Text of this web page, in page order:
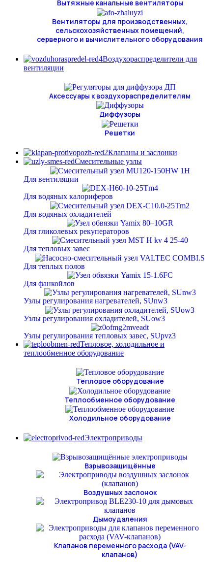
Вытяжные канальные вентиляторы
Вентиляторы для производственных,
сельскохозяйственных помещений,
серверного и вычислительного оборудования
Воздухораспределители для
вентиляции
Аксессуары к воздухораспределителям
Диффузоры
Решетки
Клапаны и заслонки
Смесительные узлы
Для вентиляции
Для водяных калориферов
Для водяных охладителей
Для гликолевых рекуператоров
Для тепловых завес
Для теплых полов
Для фанкойлов
Узлы регулирования нагревателей, SUnw3
Узлы регулирования охладителей, SUow3
Узлы регулирования тепловых завес, SUpvz3
Тепловое, холодильное и
теплообменное оборудование
Тепловое оборудование
Теплообменное оборудование
Холодильное оборудование
Электроприводы
Взрывозащищённые
Воздушных заслонок
Дымоудаления
Клапанов переменного расхода (VAV-
клапанов)